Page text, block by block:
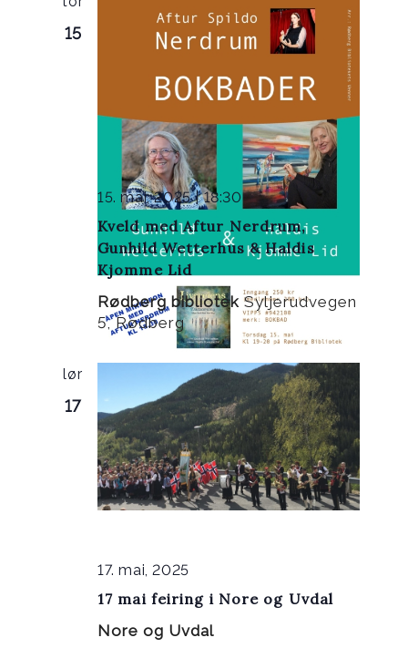
15
Kveld med Aftur Nerdrum,
Gunhild Wetterhus & Haldis
Kjomme Lid
15. mai, 2025 | 18:30
Rødberg bibliotekSyljerudvegen
5, Rødberg
lør
17
17 mai feiring i Nore og Uvdal
17. mai, 2025
Nore og Uvdal